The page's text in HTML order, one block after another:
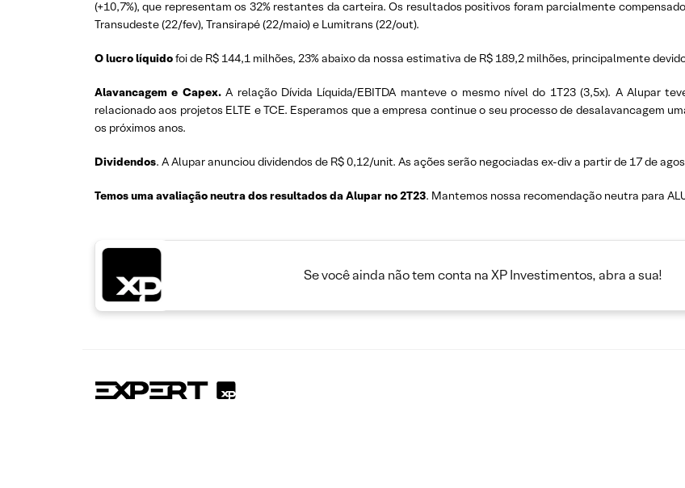
(+10,7%), que representam os 32% restantes da carteira. Os resultados positivos foram parcialmente
Transudeste (22/fev), Transirapé (22/maio) e Lumitrans (22/out).
O lucro líquidofoi de R$ 144,1 milhões, 23% abaixo da nossa estimativa de R$ 189,2 milhões, principalmente
Alavancagem e Capex.A relação Dívida Líquida/EBITDA manteve o mesmo nível do 1T23 (3,5x). A Alupar
relacionado aos projetos ELTE e TCE. Esperamos que a empresa continue o seu processo de desalavancagem
os próximos anos.
Dividendos. A Alupar anunciou dividendos de R$ 0,12/unit. As ações serão negociadas ex-div a partir de 17 de
Temos uma avaliação neutra dos resultados da Alupar no 2T23. Mantemos nossa recomendação neutra para
Se você ainda não tem conta na XP Investimentos, abra a sua!